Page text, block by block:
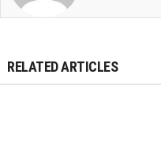
RELATED ARTICLES